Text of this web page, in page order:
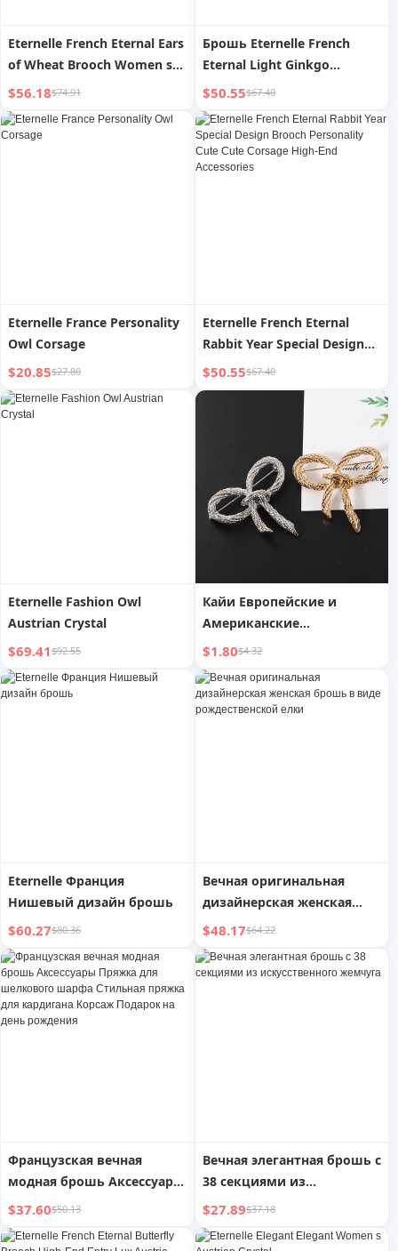
Eternelle French Eternal Ears
of Wheat Brooch Women s
Fall and Winter High-End
Ornament Suit Collar Pin Pin
Buckle Corsage
$56.18$74.91
Брошь Eternelle French
Eternal Light Ginkgo
Temperament Accessories
Женская
высококачественная
булавка для воротника
Корсаж Новинка
$50.55$67.40
Eternelle France Personality
Owl Corsage
$20.85$27.80
Eternelle French Eternal
Rabbit Year Special Design
Brooch Personality Cute
Cute Corsage High-End
$50.55$67.40
Eternelle Fashion Owl
Austrian Crystal
$69.41$92.55
Кайи Европейские и
Американские
Скрученные Магей
$1.80$4.32
Eternelle Франция
Нишевый дизайн брошь
$60.27$80.36
Вечная оригинальная
дизайнерская женская
брошь в виде
рождественской елки
$48.17$64.22
Французская вечная
модная брошь Аксессуары
Пряжка для шелкового
шарфа Стильная пряжка
для кардигана Корсаж
$37.60$50.13
Вечная элегантная брошь с
38 секциями из
искусственного жемчуга
$27.89$37.18